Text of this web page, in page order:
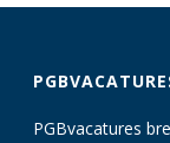
PGBvacatures